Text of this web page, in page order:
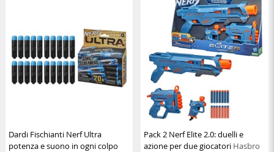
Dardi Fischianti Nerf Ultra
potenza e suono in ogni colpo
Pack 2 Nerf Elite 2.0: duelli e
azione per due giocatori Hasbro